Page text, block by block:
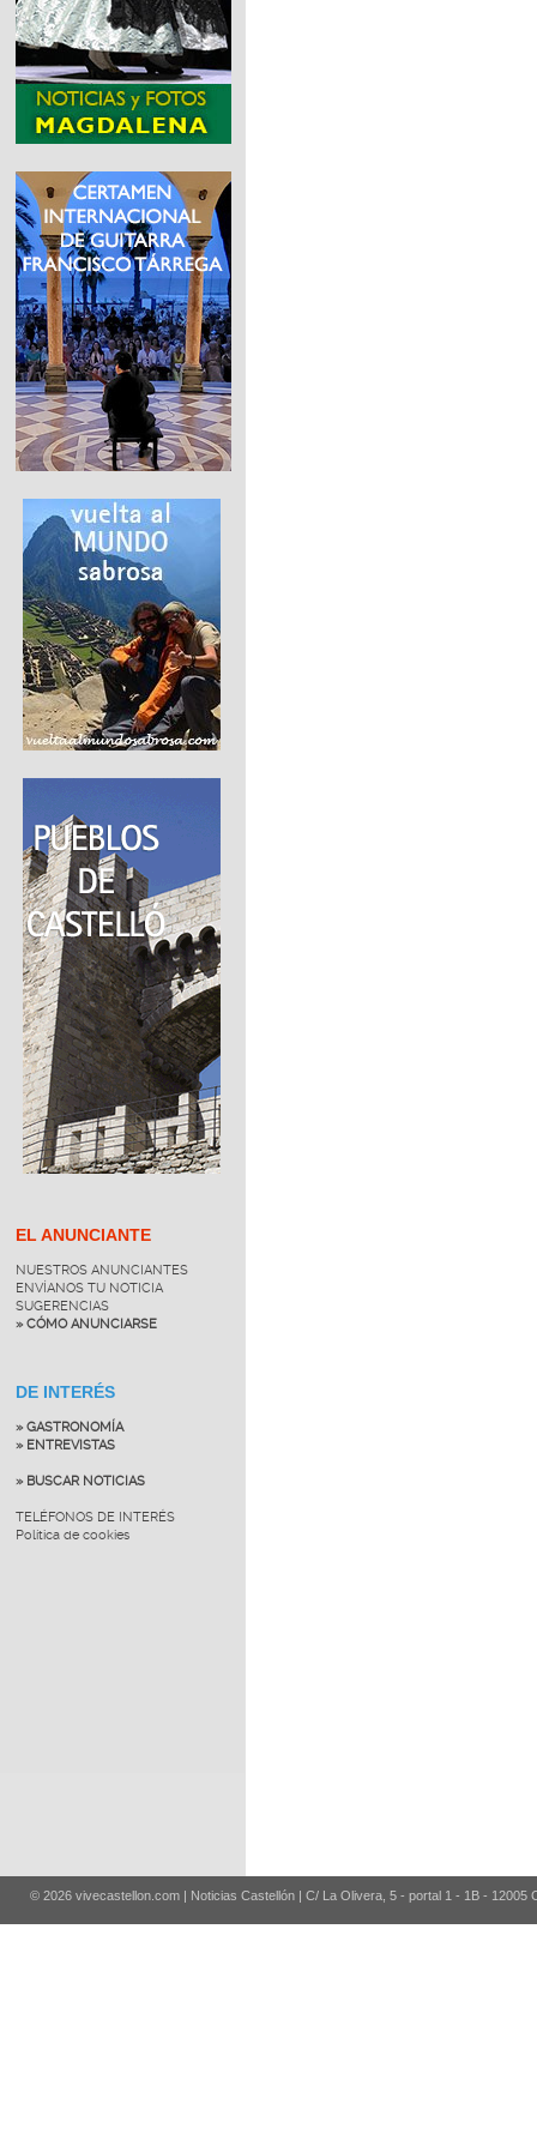
EL ANUNCIANTE
NUESTROS ANUNCIANTES
ENVÍANOS TU NOTICIA
SUGERENCIAS
» CÓMO ANUNCIARSE
DE INTERÉS
» GASTRONOMÍA
» ENTREVISTAS
» BUSCAR NOTICIAS
TELÉFONOS DE INTERÉS
Política de cookies
© 2026 vivecastellon.com | Noticias Castellón | C/ La Olivera, 5 - portal 1 - 1B - 12005